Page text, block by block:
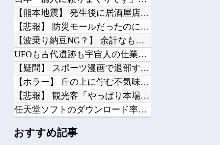
【熊本地震】 発生後に居酒屋店内から温泉が吹き出す ← これ前触れじゃね？
【悲報】 防災モールだったのになぜ「イオンモール熊本」での爆発で業界激震「商業施...
【波乗り納豆NG？】 余計なもん食わないで納豆食っときゃ間違いないことが判明した
UFOも古代遺跡も宇宙人の仕業なのか、人間の英知なのか？ 宇宙・超古代文明傑作7...
【疑問】 スポーツ漫画で退部する奴が「俺たちは楽しくやりたかったんだよ」って言い...
【ホラー】 丘の上に佇む不気味すぎる廃墟に行ってみた結果
【悲報】 観光客「やっぱり本場のジンギスカンは美味い！」道民ワイ「ぷっｗｗｗｗ」
任天堂ソフトのダウンロード率61.5%ｗｗｗ
おすすめ記事